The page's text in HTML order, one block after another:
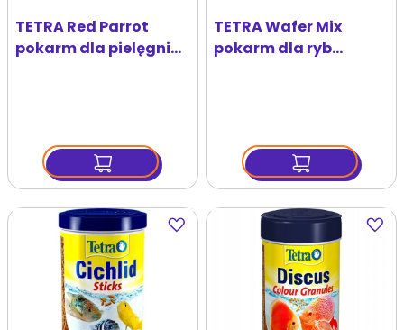
TETRA Red Parrot
pokarm dla pielęgnic
TETRA Wafer Mix
pokarm dla ryb
Dodaj
do
Dodaj
do